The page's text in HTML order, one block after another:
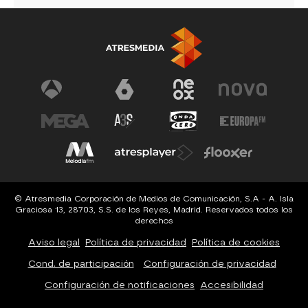
© Atresmedia Corporación de Medios de Comunicación, S.A - A. Isla
Graciosa 13, 28703, S.S. de los Reyes, Madrid. Reservados todos los
derechos
Aviso legal Política de privacidad Política de cookies
Cond. de participación Configuración de privacidad
Configuración de notificaciones Accesibilidad